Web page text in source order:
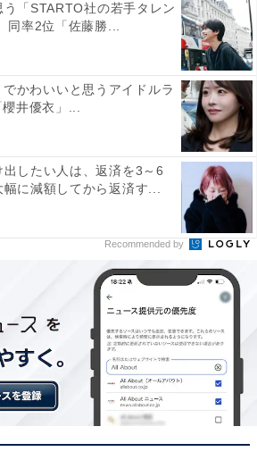
this post on Instagram
千葉雄大 (@yudaichibaofficial)
「STARTO社の若手タレン
同率2位「佐藤勝...
でかわいいと思うアイドルラ
井優衣」...
出したい人は、返済を3～6
に減額してから返済す...
Recommended by